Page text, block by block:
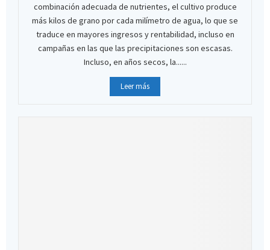
combinación adecuada de nutrientes, el cultivo produce
más kilos de grano por cada milímetro de agua, lo que se
traduce en mayores ingresos y rentabilidad, incluso en
campañas en las que las precipitaciones son escasas.
Incluso, en años secos, la......
Leer más